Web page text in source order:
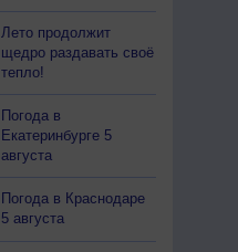
Лето продолжит
щедро раздавать своё
тепло!
Погода в
Екатеринбурге 5
августа
Погода в Краснодаре
5 августа